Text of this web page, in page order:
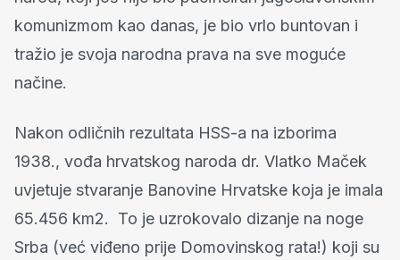
komunizmom kao danas, je bio vrlo buntovan i
tražio je svoja narodna prava na sve moguće
načine.
Nakon odličnih rezultata HSS-a na izborima
1938., vođa hrvatskog naroda dr. Vlatko Maček
uvjetuje stvaranje Banovine Hrvatske koja je imala
65.456 km2. To je uzrokovalo dizanje na noge
Srba (već viđeno prije Domovinskog rata!) koji su